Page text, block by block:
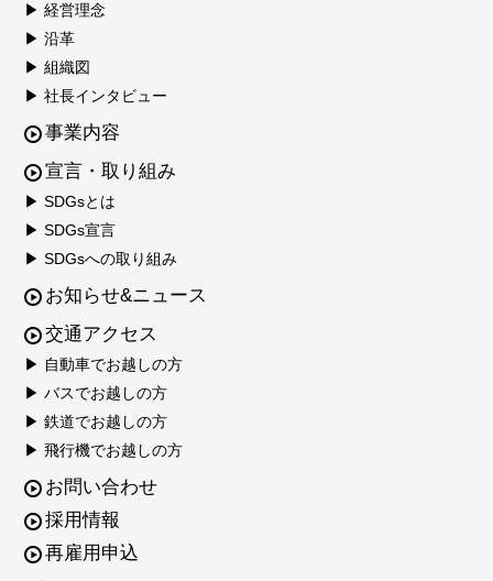
▶ 経営理念
▶ 沿革
▶ 組織図
▶ 社長インタビュー
事業内容
宣言・取り組み
▶ SDGsとは
▶ SDGs宣言
▶ SDGsへの取り組み
お知らせ&ニュース
交通アクセス
▶ 自動車でお越しの方
▶ バスでお越しの方
▶ 鉄道でお越しの方
▶ 飛行機でお越しの方
お問い合わせ
採用情報
再雇用申込